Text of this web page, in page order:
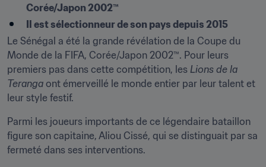
Corée/Japon 2002™
Il est sélectionneur de son pays depuis 2015
Le Sénégal a été la grande révélation de la Coupe du
Monde de la FIFA, Corée/Japon 2002™. Pour leurs
premiers pas dans cette compétition, les Lions de la
Teranga ont émerveillé le monde entier par leur talent et
leur style festif.
Parmi les joueurs importants de ce légendaire bataillon
figure son capitaine, Aliou Cissé, qui se distinguait par sa
fermeté dans ses interventions.